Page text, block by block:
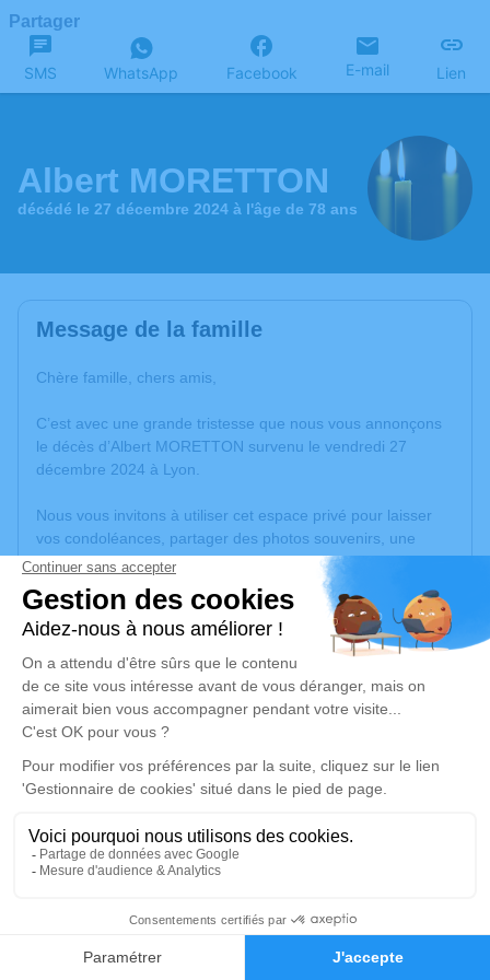
Faire-part Hommages
Partager
SMS WhatsApp Facebook E-mail Lien
Albert MORETTON
décédé le 27 décembre 2024 à l'âge de 78 ans
Message de la famille
Chère famille, chers amis,
C’est avec une grande tristesse que nous vous annonçons
le décès d’Albert MORETTON survenu le vendredi 27
décembre 2024 à Lyon.
Nous vous invitons à utiliser cet espace privé pour laisser
vos condoléances, partager des photos souvenirs, une
anecdote ou exprimer vos pensées à travers des poèmes
ou des textes. Cet endroit est un lieu d'expression dédié à
honorer la mémoire d’Albert MORETTON.
Un service de plantation d’arbre hommage estdisponible
vendredi 03 janvier 2025 à 10h30
Eglise Saint-Maurice d'Ambérieux-en-Dombes
118 rue Gombette